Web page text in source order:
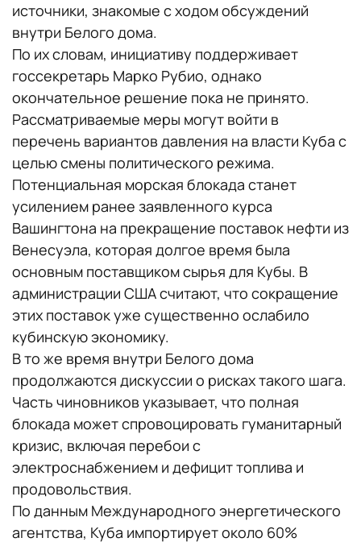
источники, знакомые с ходом обсуждений
внутри Белого дома.
По их словам, инициативу поддерживает
госсекретарь Марко Рубио, однако
окончательное решение пока не принято.
Рассматриваемые меры могут войти в
перечень вариантов давления на власти Куба с
целью смены политического режима.
Потенциальная морская блокада станет
усилением ранее заявленного курса
Вашингтона на прекращение поставок нефти из
Венесуэла, которая долгое время была
основным поставщиком сырья для Кубы. В
администрации США считают, что сокращение
этих поставок уже существенно ослабило
кубинскую экономику.
В то же время внутри Белого дома
продолжаются дискуссии о рисках такого шага.
Часть чиновников указывает, что полная
блокада может спровоцировать гуманитарный
кризис, включая перебои с
электроснабжением и дефицит топлива и
продовольствия.
По данным Международного энергетического
агентства, Куба импортирует около 60%